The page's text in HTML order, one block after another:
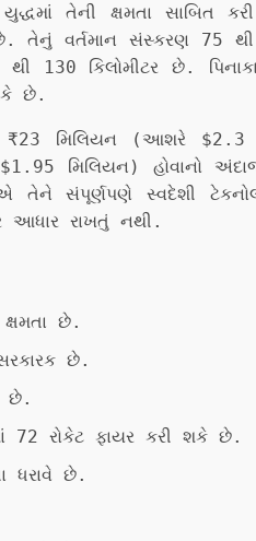
તેની ક્ષમતા સાબિત
વર્તમાન સંસ્કરણ 75 થી
130 કિલોમીટર છે.
છે.
₹23 મિલિયન (આશરે
મિલિયન) હોવાનો
સંપૂર્ણપણે સ્વદેશી
આધાર રાખતું નથી.
છે.
છે.
છે.
72 રોકેટ ફાયર કરી શકે છે.
ધરાવે છે.